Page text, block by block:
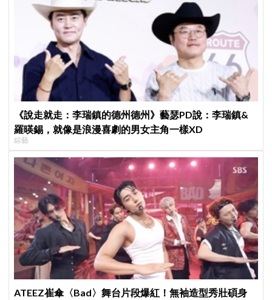
《說走就走：李瑞鎮的德州德州》藝瑟PD說：李瑞鎮&
羅暎錫，就像是浪漫喜劇的男女主角一樣XD
綜藝
ATEEZ崔傘〈Bad〉舞台片段爆紅！無袖造型秀壯碩身